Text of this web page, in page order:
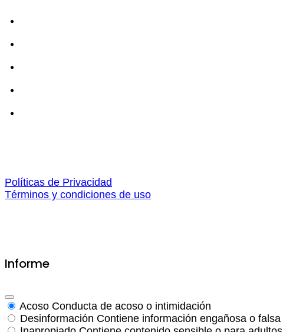
Políticas de Privacidad
Términos y condiciones de uso
Informe
Acoso Conducta de acoso o intimidación
Desinformación Contiene información engañosa o falsa